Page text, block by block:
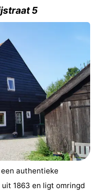
5
authentieke
1863 en ligt omringd